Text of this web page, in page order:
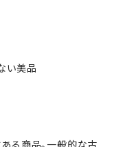
い美品
る商品。一般的な古